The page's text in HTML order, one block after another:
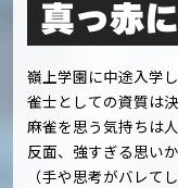
真っ赤
嶺上学園に中途入学し
雀士としての資質は
麻雀を思う気持ちは人
反面、強すぎる思い
（手や思考がバレて